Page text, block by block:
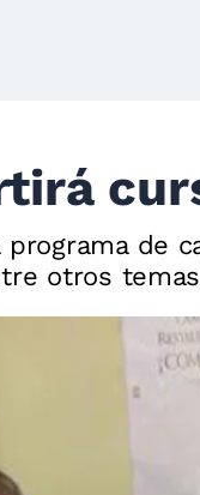
programa de
otros temas